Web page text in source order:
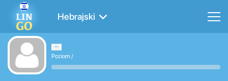
Hebrajski
Poziom /